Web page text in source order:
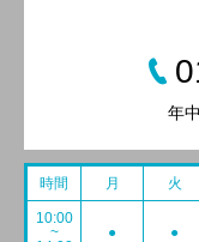
年
時間 月 火
10:00
~
● ●